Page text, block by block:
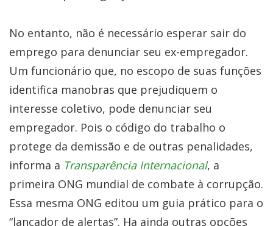
No entanto, não é necessário esperar sair do
emprego para denunciar seu ex-empregador.
Um funcionário que, no escopo de suas funções
identifica manobras que prejudiquem o
interesse coletivo, pode denunciar seu
empregador. Pois o código do trabalho o
protege da demissão e de outras penalidades,
informa a Transparência Internacional, a
primeira ONG mundial de combate à corrupção.
Essa mesma ONG editou um guia prático para o
“lançador de alertas”. Ha ainda outras opções